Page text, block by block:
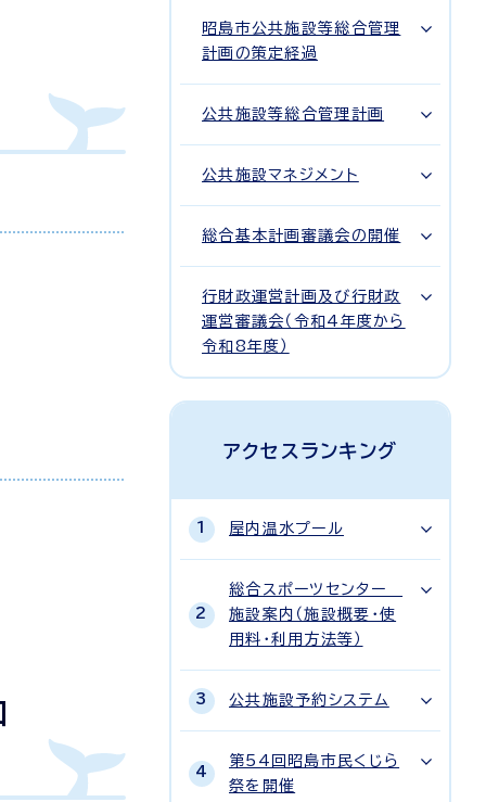
昭島市公共施設等総合管理
計画の策定経過
公共施設等総合管理計画
公共施設マネジメント
総合基本計画審議会の開催
行財政運営計画及び行財政
運営審議会（令和4年度から
令和8年度）
アクセスランキング
屋内温水プール
総合スポーツセンター
施設案内（施設概要・使
用料・利用方法等）
公共施設予約システム
第54回昭島市民くじら
祭を開催